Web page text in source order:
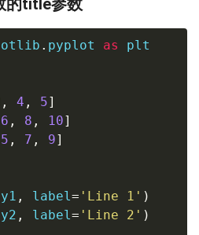
的title参数
. pyplot as plt
, 4 , 5]
6 , 8 , 10]
5 , 7 , 9]
y1 , label= 'Line 1' )
y2 , label= 'Line 2' )